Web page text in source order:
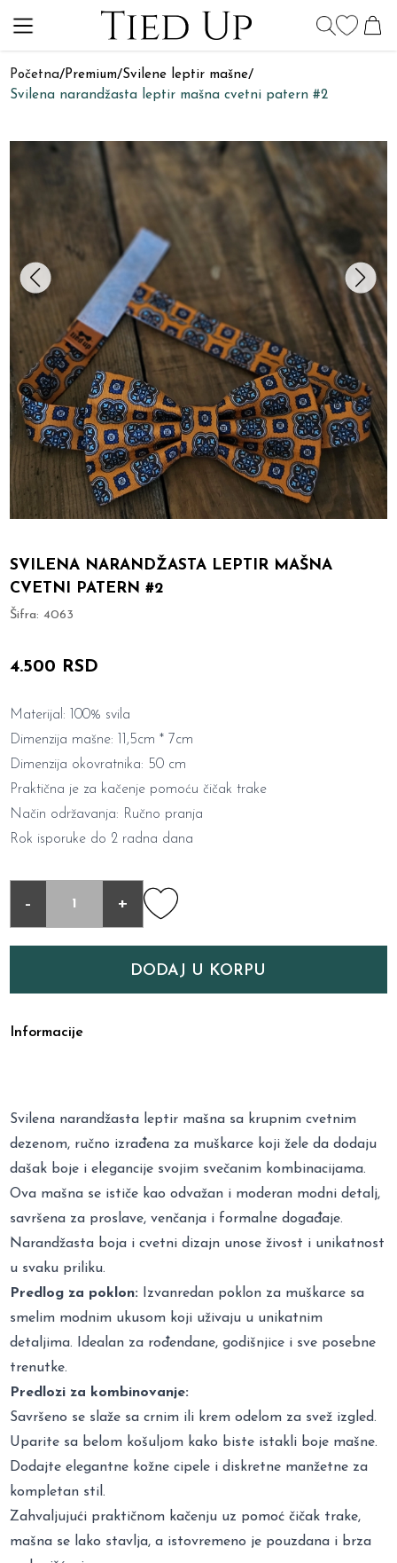
Početna/Premium/Svilene leptir mašne/
Svilena narandžasta leptir mašna cvetni patern #2
SVILENA NARANDŽASTA LEPTIR MAŠNA
CVETNI PATERN #2
Šifra:4063
4.500 RSD
Materijal: 100% svila
Dimenzija mašne: 11,5cm * 7cm
Dimenzija okovratnika: 50 cm
Praktična je za kačenje pomoću čičak trake
Način održavanja: Ručno pranja
Rok isporuke do 2 radna dana
- +
DODAJ U KORPU
Informacije
Svilena narandžasta leptir mašna sa krupnim cvetnim
dezenom, ručno izrađena za muškarce koji žele da dodaju
dašak boje i elegancije svojim svečanim kombinacijama.
Ova mašna se ističe kao odvažan i moderan modni detalj,
savršena za proslave, venčanja i formalne događaje.
Narandžasta boja i cvetni dizajn unose živost i unikatnost
u svaku priliku.
Predlog za poklon: Izvanredan poklon za muškarce sa
smelim modnim ukusom koji uživaju u unikatnim
detaljima. Idealan za rođendane, godišnjice i sve posebne
trenutke.
Predlozi za kombinovanje:
Savršeno se slaže sa crnim ili krem odelom za svež izgled.
Uparite sa belom košuljom kako biste istakli boje mašne.
Dodajte elegantne kožne cipele i diskretne manžetne za
kompletan stil.
Zahvaljujući praktičnom kačenju uz pomoć čičak trake,
mašna se lako stavlja, a istovremeno je pouzdana i brza